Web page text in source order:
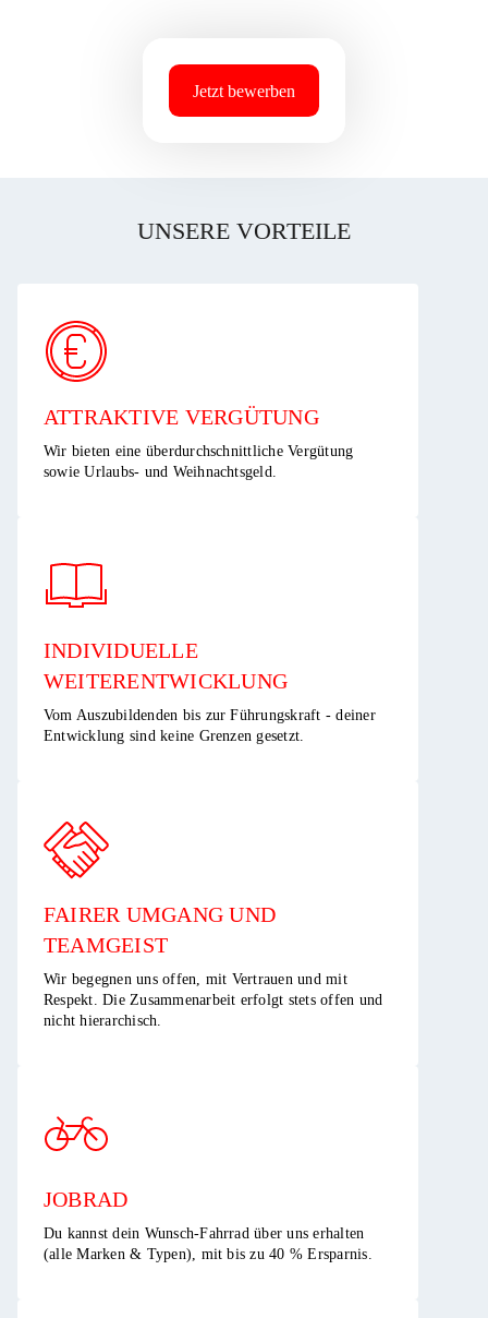
Jetzt bewerben
UNSERE VORTEILE
ATTRAKTIVE VERGÜTUNG ​
Wir bieten eine überdurchschnittliche Vergütung
sowie Urlaubs- und Weihnachtsgeld.​
INDIVIDUELLE
WEITERENTWICKLUNG ​
Vom Auszubildenden bis zur Führungskraft - deiner
Entwicklung sind keine Grenzen gesetzt.​
FAIRER UMGANG UND
TEAMGEIST​
Wir begegnen uns offen, mit Vertrauen und mit
Respekt. Die Zusammenarbeit erfolgt stets offen und
nicht hierarchisch.​
JOBRAD
Du kannst dein Wunsch-Fahrrad über uns erhalten
(alle Marken & Typen), mit bis zu 40 % Ersparnis.​